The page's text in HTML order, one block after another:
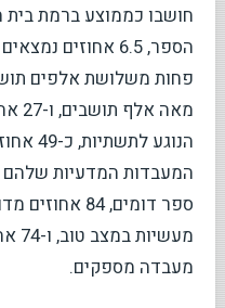
חושבו כממוצע ברמת
הספר, 6.5 אחוזים
הנוגע
המעבדות המדעיות שלהם
ספר דומים, 84
מעבדה מספקים.